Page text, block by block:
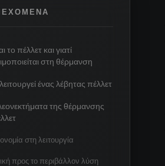
το πέλλετ και γιατί
στη θέρμανση
ένας λέβητας πέλλετ
της θέρμανσης
στη λειτουργία
προς το περιβάλλον λύση